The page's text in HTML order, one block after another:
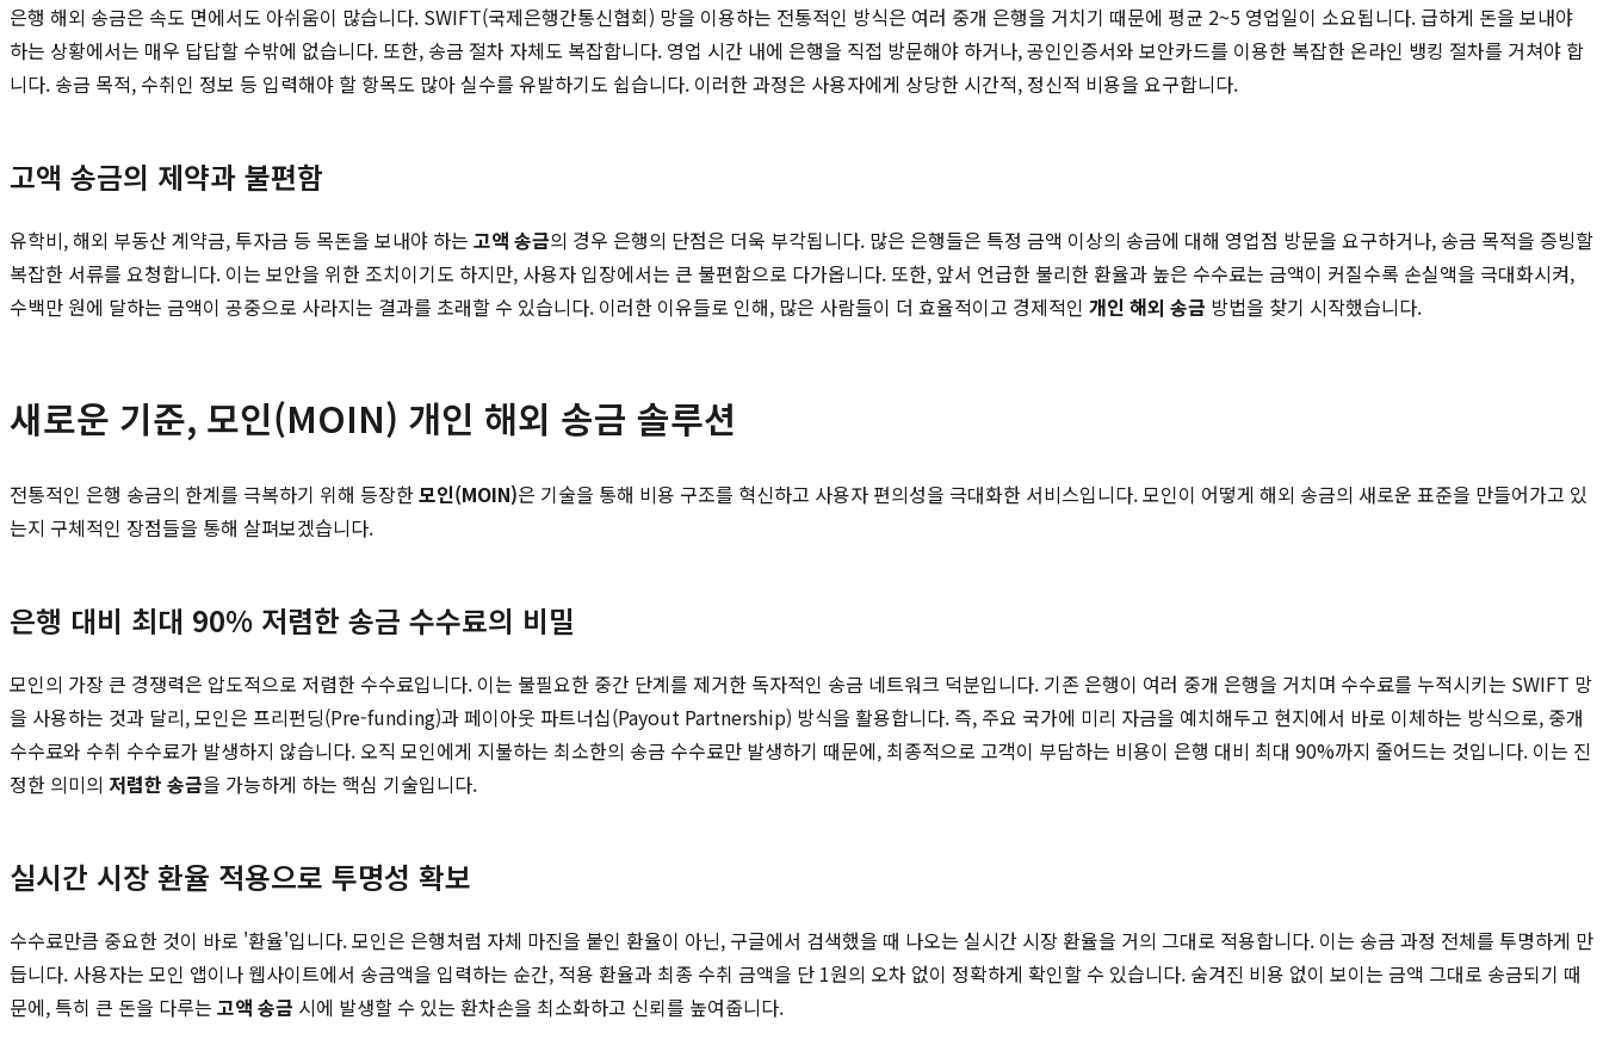
은행 해외 송금은 속도 면에서도 아쉬움이 많습니다. SWIFT(국제은행간통신협회) 망을 이용하는 전통적인 방식은 여러 중개 은행을 거치기 때문에 평균 2~5 영업일이 소요됩니다. 급하게 돈을 보내야
하는 상황에서는 매우 답답할 수밖에 없습니다. 또한, 송금 절차 자체도 복잡합니다. 영업 시간 내에 은행을 직접 방문해야 하거나, 공인인증서와 보안카드를 이용한 복잡한 온라인 뱅킹 절차를 거쳐야 합
니다. 송금 목적, 수취인 정보 등 입력해야 할 항목도 많아 실수를 유발하기도 쉽습니다. 이러한 과정은 사용자에게 상당한 시간적, 정신적 비용을 요구합니다.
고액 송금의 제약과 불편함
유학비, 해외 부동산 계약금, 투자금 등 목돈을 보내야 하는 고액 송금의 경우 은행의 단점은 더욱 부각됩니다. 많은 은행들은 특정 금액 이상의 송금에 대해 영업점 방문을 요구하거나, 송금 목적을 증빙할
복잡한 서류를 요청합니다. 이는 보안을 위한 조치이기도 하지만, 사용자 입장에서는 큰 불편함으로 다가옵니다. 또한, 앞서 언급한 불리한 환율과 높은 수수료는 금액이 커질수록 손실액을 극대화시켜,
수백만 원에 달하는 금액이 공중으로 사라지는 결과를 초래할 수 있습니다. 이러한 이유들로 인해, 많은 사람들이 더 효율적이고 경제적인 개인 해외 송금 방법을 찾기 시작했습니다.
새로운 기준, 모인(MOIN) 개인 해외 송금 솔루션
전통적인 은행 송금의 한계를 극복하기 위해 등장한모인(MOIN)은 기술을 통해 비용 구조를 혁신하고 사용자 편의성을 극대화한 서비스입니다. 모인이 어떻게 해외 송금의 새로운 표준을 만들어가고 있
는지 구체적인 장점들을 통해 살펴보겠습니다.
은행 대비 최대 90% 저렴한 송금 수수료의 비밀
모인의 가장 큰 경쟁력은 압도적으로 저렴한 수수료입니다. 이는 불필요한 중간 단계를 제거한 독자적인 송금 네트워크 덕분입니다. 기존 은행이 여러 중개 은행을 거치며 수수료를 누적시키는 SWIFT 망
을 사용하는 것과 달리, 모인은 프리펀딩(Pre-funding)과 페이아웃 파트너십(Payout Partnership) 방식을 활용합니다. 즉, 주요 국가에 미리 자금을 예치해두고 현지에서 바로 이체하는 방식으로, 중개
수수료와 수취 수수료가 발생하지 않습니다. 오직 모인에게 지불하는 최소한의 송금 수수료만 발생하기 때문에, 최종적으로 고객이 부담하는 비용이 은행 대비 최대 90%까지 줄어드는 것입니다. 이는 진
정한 의미의 저렴한 송금을 가능하게 하는 핵심 기술입니다.
실시간 시장 환율 적용으로 투명성 확보
수수료만큼 중요한 것이 바로 '환율'입니다. 모인은 은행처럼 자체 마진을 붙인 환율이 아닌, 구글에서 검색했을 때 나오는 실시간 시장 환율을 거의 그대로 적용합니다. 이는 송금 과정 전체를 투명하게 만
듭니다. 사용자는 모인 앱이나 웹사이트에서 송금액을 입력하는 순간, 적용 환율과 최종 수취 금액을 단 1원의 오차 없이 정확하게 확인할 수 있습니다. 숨겨진 비용 없이 보이는 금액 그대로 송금되기 때
문에, 특히 큰 돈을 다루는 고액 송금 시에 발생할 수 있는 환차손을 최소화하고 신뢰를 높여줍니다.